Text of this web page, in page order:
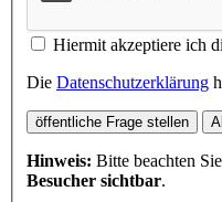
Hiermit akzeptiere ich
Die Datenschutzerklärung
öffentliche Frage stellen
Hinweis: Bitte beachten
Besucher sichtbar.